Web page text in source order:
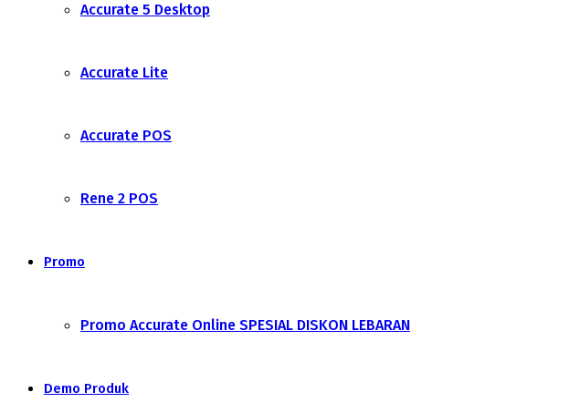
Accurate 5 Desktop
Accurate Lite
Accurate POS
Rene 2 POS
Promo
Promo Accurate Online SPESIAL DISKON LEBARAN
Demo Produk